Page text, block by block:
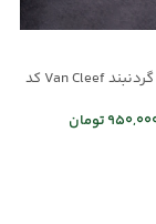
ست دستبند و گردنبند Van Cleef کد
تومان